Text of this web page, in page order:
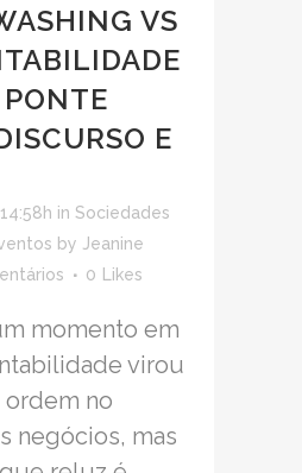
VS
E
in Sociedades
by Jeanine
0 Likes
momento em
virou
ordem no
negócios, mas